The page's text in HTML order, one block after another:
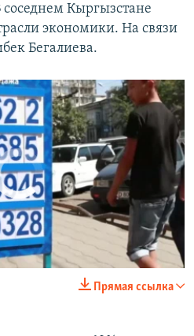
соседнем Кыргызстане
экономики. На связи
Бегалиева.
currently available
Прямая ссылка
EMBED SHARE